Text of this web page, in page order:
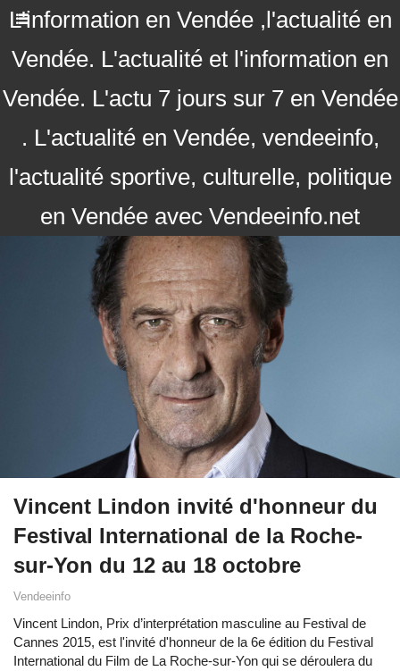
L'information en Vendée ,l'actualité en
Vendée. L'actualité et l'information en
Vendée. L'actu 7 jours sur 7 en Vendée
. L'actualité en Vendée, vendeeinfo,
l'actualité sportive, culturelle, politique
en Vendée avec Vendeeinfo.net
Vincent Lindon invité d'honneur du
Festival International de la Roche-
sur-Yon du 12 au 18 octobre
Vendeeinfo
Vincent Lindon, Prix d’interprétation masculine au Festival de
Cannes 2015, est l'invité d'honneur de la 6e édition du Festival
International du Film de La Roche-sur-Yon qui se déroulera du